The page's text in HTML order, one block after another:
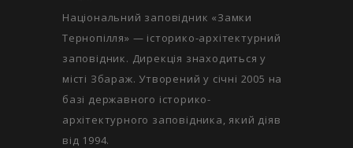
Національний заповідник «Замки
Тернопілля» — історико-архітектурний
заповідник. Дирекція знаходиться у
місті Збараж. Утворений у січні 2005 на
базі державного історико-
архітектурного заповідника, який діяв
від 1994.